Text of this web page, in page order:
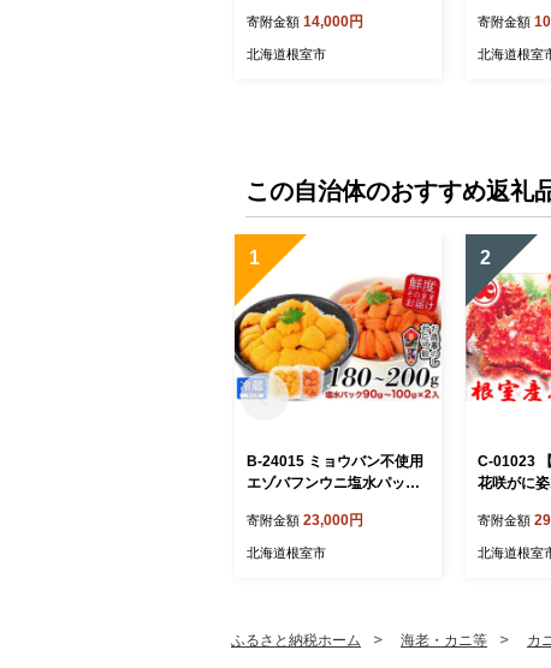
寄附金額 14,000円
北海道根室市
寄附金額
北海道根室
この自治体のおすすめ返礼
1
B-24015 ミョウバン不使用
エゾバフンウニ塩水パック9
発送]
寄附金額 23,000円
北海道根室市
2
C-01023
花咲がに
寄附金額
北海道根室
ふるさと納税ホーム 海老・カニ等 カ